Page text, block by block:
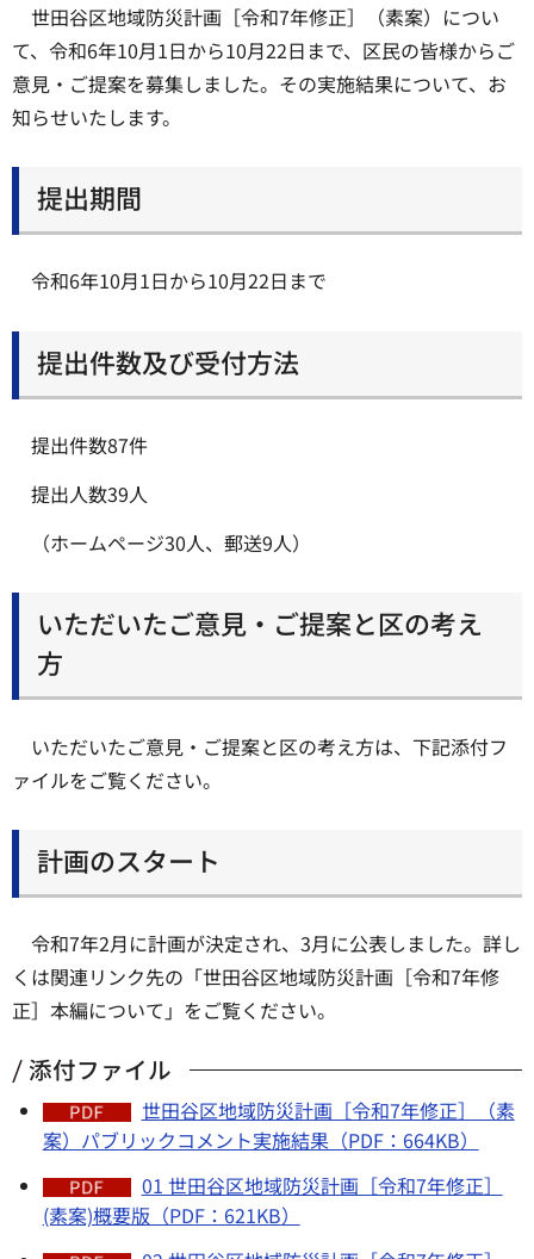
世田谷区地域防災計画［令和7年修正］（素案）につい
て、令和6年10月1日から10月22日まで、区民の皆様からご
意見・ご提案を募集しました。その実施結果について、お
知らせいたします。
提出期間
令和6年10月1日から10月22日まで
提出件数及び受付方法
提出件数87件
提出人数39人
（ホームページ30人、郵送9人）
いただいたご意見・ご提案と区の考え
方
いただいたご意見・ご提案と区の考え方は、下記添付フ
ァイルをご覧ください。
計画のスタート
令和7年2月に計画が決定され、3月に公表しました。詳し
くは関連リンク先の「世田谷区地域防災計画［令和7年修
正］本編について」をご覧ください。
添付ファイル
世田谷区地域防災計画［令和7年修正］（素
案）パブリックコメント実施結果（PDF：664KB）
01 世田谷区地域防災計画［令和7年修正］
(素案)概要版（PDF：621KB）